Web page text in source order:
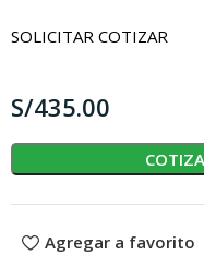
SOLICITAR COTIZAR
S/
Agregar a favorito